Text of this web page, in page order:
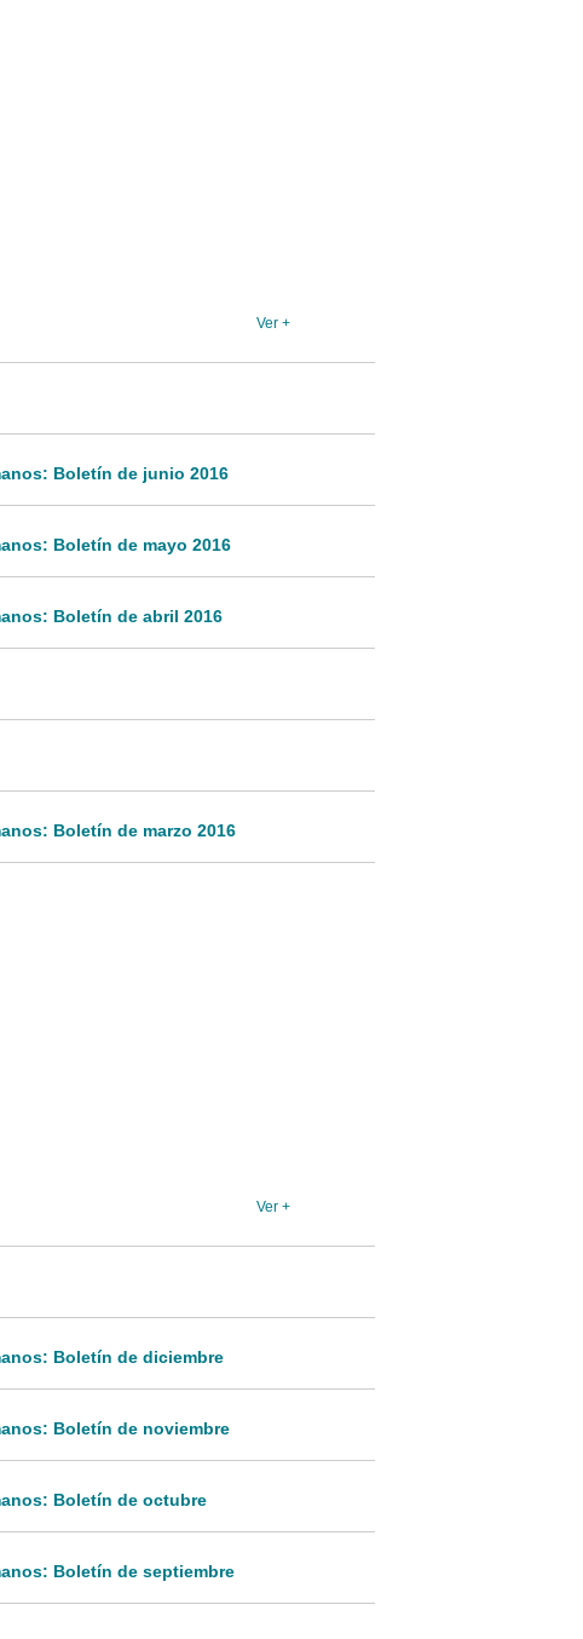
Ver +
Boletín de junio 2016
Boletín de mayo 2016
Boletín de abril 2016
Boletín de marzo 2016
Ver +
Boletín de diciembre
Boletín de noviembre
Boletín de octubre
Boletín de septiembre